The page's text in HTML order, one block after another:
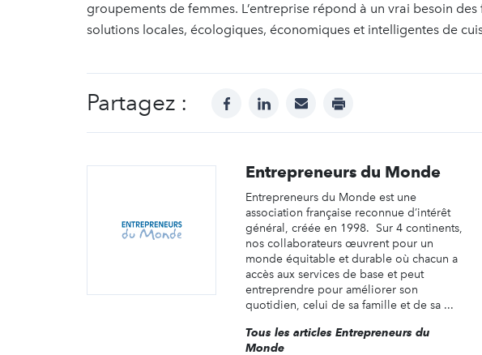
groupements de femmes. L’entreprise répond à un vrai besoin
solutions locales, écologiques, économiques et intelligentes de
Partagez : facebooklinkedinmail print
Entrepreneurs du Monde
Entrepreneurs du Monde est une
association française reconnue d’intérêt
général, créée en 1998. Sur 4 continents,
nos collaborateurs œuvrent pour un
monde équitable et durable où chacun a
accès aux services de base et peut
entreprendre pour améliorer son
quotidien, celui de sa famille et de sa ...
Tous les articles Entrepreneurs du
Monde